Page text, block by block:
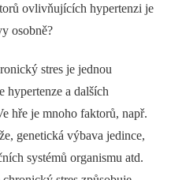
ovlivňujících hypertenzi je
osobně?
stres je jednou
hypertenze a dalších
hře je mnoho faktorů, např.
genetická výbava jedince,
systémů organismu atd.